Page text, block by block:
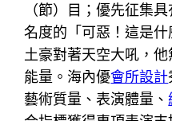
（節）目；優先征集
名度的「可惡！這是
土豪對著天空大吼，
能量。海內優會所設計
藝術質量、表演體量、